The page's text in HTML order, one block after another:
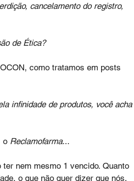
cancelamento do registro,
de Ética?
como tratamos em posts
infinidade de produtos, você acha
o Reclamofarma...
nem mesmo 1 vencido. Quanto
o que não quer dizer que nós,